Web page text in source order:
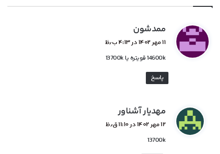
ممدشون
ف
:
۱۱ مهر ۱۴۰۲ در ۴:۱۳ ب٫ظ
14600k قویتره یا 13700k
پاسخ
مهدیار آشناور
ف
۱۲ مهر ۱۴۰۲ در ۱۱:۱۰ ق٫ظ
13700k